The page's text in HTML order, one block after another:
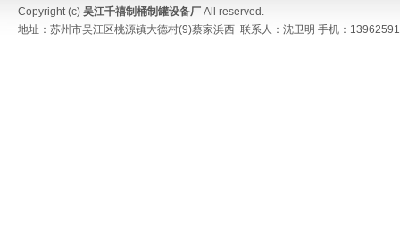
Copyright (c) 吴江千禧制桶制罐设备厂 All reserved.
地址：苏州市吴江区桃源镇大德村(9)蔡家浜西 联系人：沈卫明 手机：